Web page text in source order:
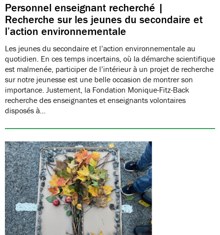
Personnel enseignant recherché |
Recherche sur les jeunes du secondaire et
l’action environnementale
Les jeunes du secondaire et l’action environnementale au
quotidien. En ces temps incertains, où la démarche scientifique
est malmenée, participer de l’intérieur à un projet de recherche
sur notre jeunesse est une belle occasion de montrer son
importance. Justement, la Fondation Monique-Fitz-Back
recherche des enseignantes et enseignants volontaires
disposés à…